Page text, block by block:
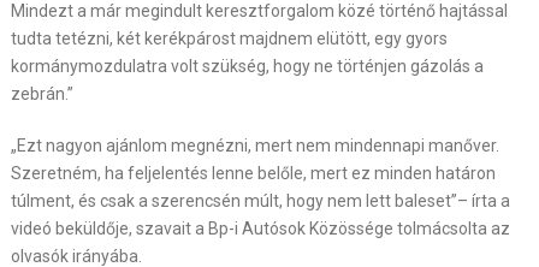
Mindezt a már megindult keresztforgalom közé történő hajtással
tudta tetézni, két kerékpárost majdnem elütött, egy gyors
kormánymozdulatra volt szükség, hogy ne történjen gázolás a
zebrán.”
„Ezt nagyon ajánlom megnézni, mert nem mindennapi manőver.
Szeretném, ha feljelentés lenne belőle, mert ez minden határon
túlment, és csak a szerencsén múlt, hogy nem lett baleset”– írta a
videó beküldője, szavait a Bp-i Autósok Közössége tolmácsolta az
olvasók irányába.